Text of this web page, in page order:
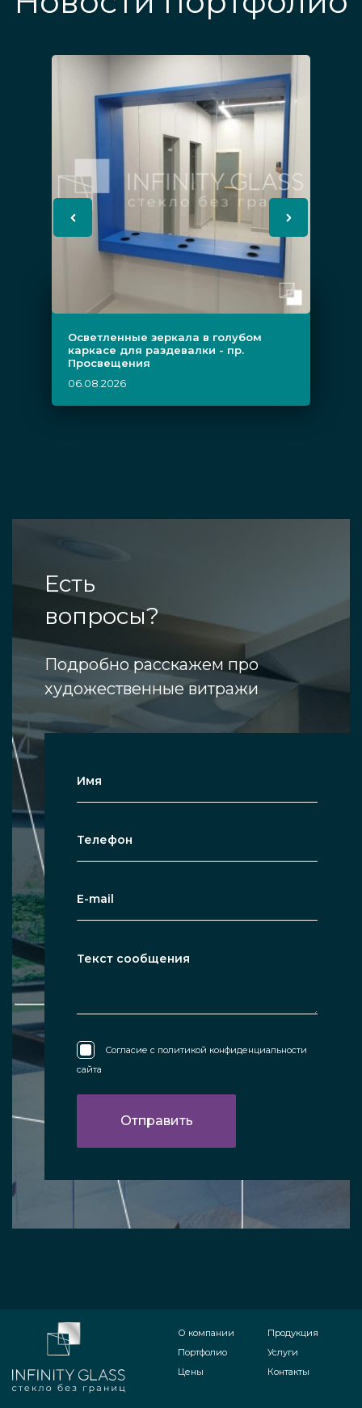
Осветленные зеркала в голубом
каркасе для раздевалки - пр.
Просвещения
06.08.2026
Есть
вопросы?
Подробно расскажем про
художественные витражи
Согласие с политикой конфиденциальности
сайта
О компании
Портфолио
Цены
Продукция
Услуги
Контакты